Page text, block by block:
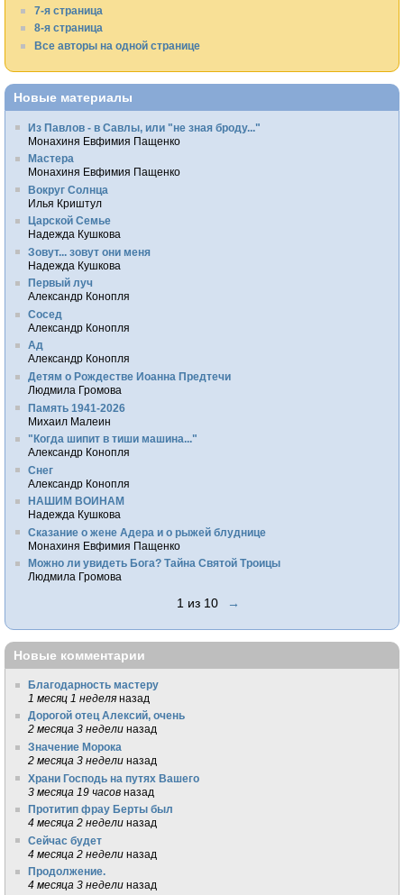
7-я страница
8-я страница
Все авторы на одной странице
Новые материалы
Из Павлов - в Савлы, или "не зная броду..."
Монахиня Евфимия Пащенко
Мастера
Монахиня Евфимия Пащенко
Вокруг Солнца
Илья Криштул
Царской Семье
Надежда Кушкова
Зовут... зовут они меня
Надежда Кушкова
Первый луч
Александр Конопля
Сосед
Александр Конопля
Ад
Александр Конопля
Детям о Рождестве Иоанна Предтечи
Людмила Громова
Память 1941-2026
Михаил Малеин
"Когда шипит в тиши машина..."
Александр Конопля
Снег
Александр Конопля
НАШИМ ВОИНАМ
Надежда Кушкова
Сказание о жене Адера и о рыжей блуднице
Монахиня Евфимия Пащенко
Можно ли увидеть Бога? Тайна Святой Троицы
Людмила Громова
1 из 10 →
Новые комментарии
Благодарность мастеру
1 месяц 1 неделя назад
Дорогой отец Алексий, очень
2 месяца 3 недели назад
Значение Морока
2 месяца 3 недели назад
Храни Господь на путях Вашего
3 месяца 19 часов назад
Протитип фрау Берты был
4 месяца 2 недели назад
Сейчас будет
4 месяца 2 недели назад
Продолжение.
4 месяца 3 недели назад